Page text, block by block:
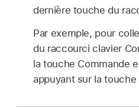
dernière touche du
Par exemple, pour
du raccourci clavier
la touche Commande
appuyant sur la